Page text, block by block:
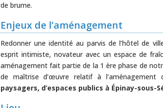
de brume.
Enjeux de l’aménagement
Redonner une identité au parvis de l’hôtel de
esprit intimiste, novateur avec un espace de
aménagement fait partie de la 1 ère phase de
de maîtrise d’œuvre relatif à l’aménagement
paysagers, d’espaces publics à Épinay-sous-